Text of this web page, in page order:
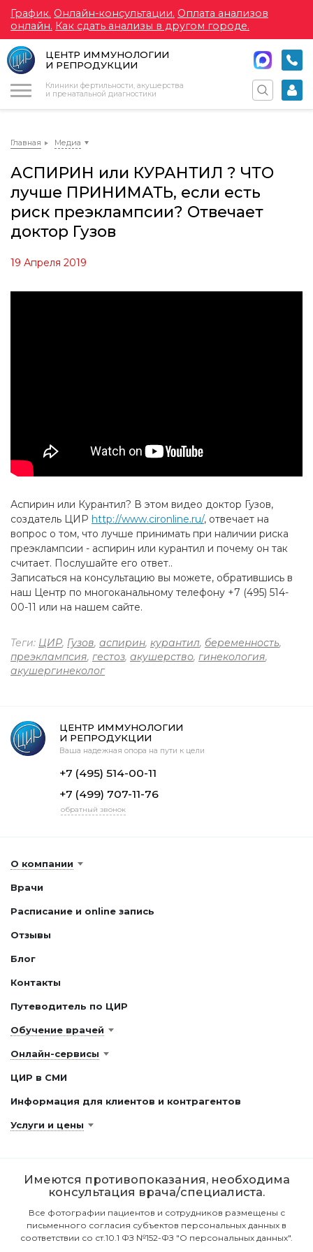
График. Онлайн-консультации. Оплата анализов
онлайн. Как сдать анализы в другом городе.
ЦЕНТР ИММУНОЛОГИИ
И РЕПРОДУКЦИИ
Клиники фертильности, акушерства
и пренатальной диагностики
Главная Медиа
АСПИРИН или КУРАНТИЛ ? ЧТО
лучше ПРИНИМАТЬ, если есть
риск преэклампсии? Отвечает
доктор Гузов
19 Апреля 2019
Аспирин или Курантил? В этом видео доктор Гузов,
создатель ЦИР http://www.cironline.ru/, отвечает на
вопрос о том, что лучше принимать при наличии риска
преэклампсии - аспирин или курантил и почему он так
считает. Послушайте его ответ..
Записаться на консультацию вы можете, обратившись в
наш Центр по многоканальному телефону +7 (495) 514-
00-11 или на нашем сайте.
Теги: ЦИР, Гузов, аспирин, курантил, беременность,
преэклампсия, гестоз, акушерство, гинекология,
акушергинеколог
ЦЕНТР ИММУНОЛОГИИ
И РЕПРОДУКЦИИ
Ваша надежная опора на пути к цели
+7 (495) 514-00-11
+7 (499) 707-11-76
обратный звонок
О компании
Врачи
Расписание и online запись
Отзывы
Блог
Контакты
Путеводитель по ЦИР
Обучение врачей
Онлайн-сервисы
ЦИР в СМИ
Информация для клиентов и контрагентов
Услуги и цены
Имеются противопоказания, необходима
консультация врача/специалиста.
Все фотографии пациентов и сотрудников размещены с
письменного согласия субъектов персональных данных в
соответствии со ст.10.1 ФЗ №152-ФЗ "О персональных данных".